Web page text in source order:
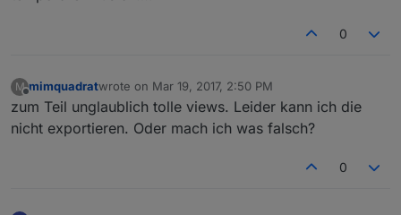
0
M
Offline
mimquadratwrote on Mar 19, 2017, 2:50 PM
last edited by
zum Teil unglaublich tolle views. Leider kann ich die
nicht exportieren. Oder mach ich was falsch?
0